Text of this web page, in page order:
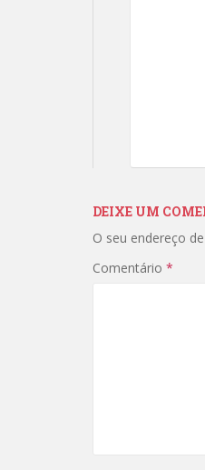
DEIXE UM
O seu endereço
Comentário *